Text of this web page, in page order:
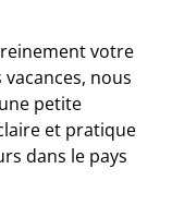
votre
nous
petite
et pratique
dans le pays